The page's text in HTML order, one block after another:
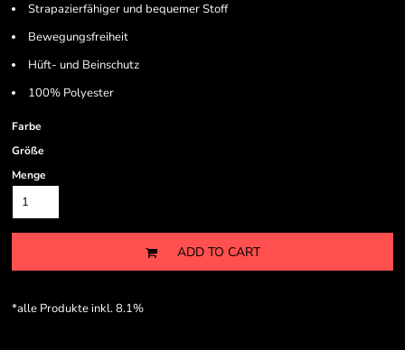
Strapazierfähiger und bequemer Stoff
Bewegungsfreiheit
Hüft- und Beinschutz
100% Polyester
Farbe
Größe
Menge
ADD TO CART
*alle Produkte inkl. 8.1%